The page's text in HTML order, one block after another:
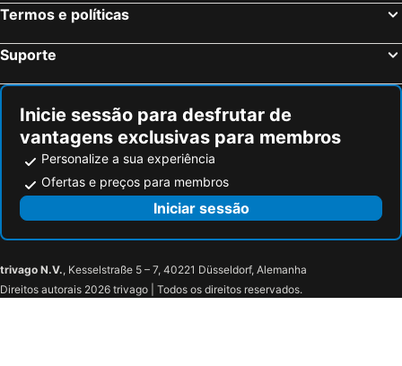
Termos e políticas
Suporte
Inicie sessão para desfrutar de
vantagens exclusivas para membros
Personalize a sua experiência
Ofertas e preços para membros
Iniciar sessão
trivago N.V., Kesselstraße 5 – 7, 40221 Düsseldorf, Alemanha
Direitos autorais 2026 trivago | Todos os direitos reservados.